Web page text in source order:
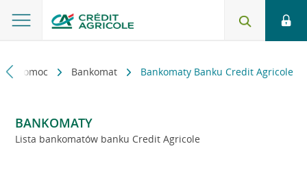
i pomoc Bankomat Bankomaty Banku Credit Agricole
BANKOMATY
Lista bankomatów banku Credit Agricole